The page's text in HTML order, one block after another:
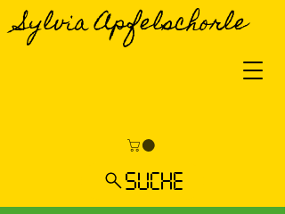
Sylvia Apfelschorle
SUCHE